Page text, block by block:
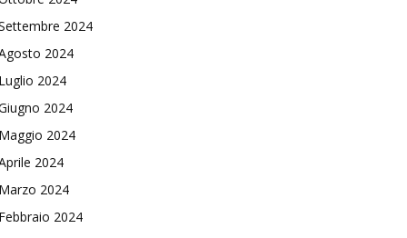
2024
2024
2024
2024
2024
2024
2024
2024